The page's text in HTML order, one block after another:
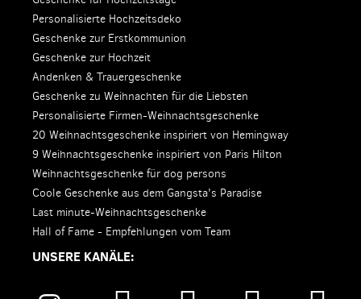
Personalisierte Hochzeitsdeko
Geschenke zur Erstkommunion
Geschenke zur Hochzeit
Andenken & Trauergeschenke
Geschenke zu Weihnachten für die Liebsten
Personalisierte Firmen-Weihnachtsgeschenke
20 Weihnachtsgeschenke inspiriert von Hemingway
9 Weihnachtsgeschenke inspiriert von Paris Hilton
Weihnachtsgeschenke für dog persons
Coole Geschenke aus dem Gangsta's Paradise
Last minute-Weihnachtsgeschenke
Hall of Fame - Empfehlungen vom Team
UNSERE KANÄLE: